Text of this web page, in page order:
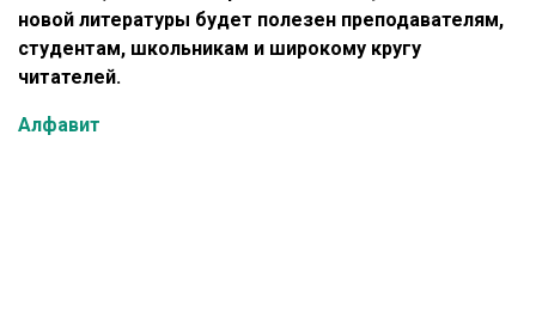
новой литературы будет полезен преподавателям,
студентам, школьникам и широкому кругу
читателей.
Алфавит